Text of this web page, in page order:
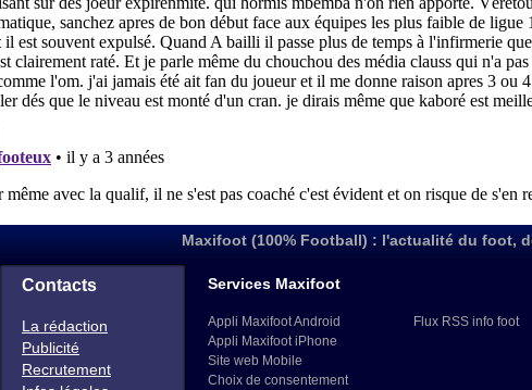
Maxifoot (100% Football) : l'actualité du foot,
Contacts
La rédaction
Publicité
Recrutement
Services Maxifoot
Appli Maxifoot Android
Appli Maxifoot iPhone
Site web Mobile
Choix de consentement
Flux RSS info foot